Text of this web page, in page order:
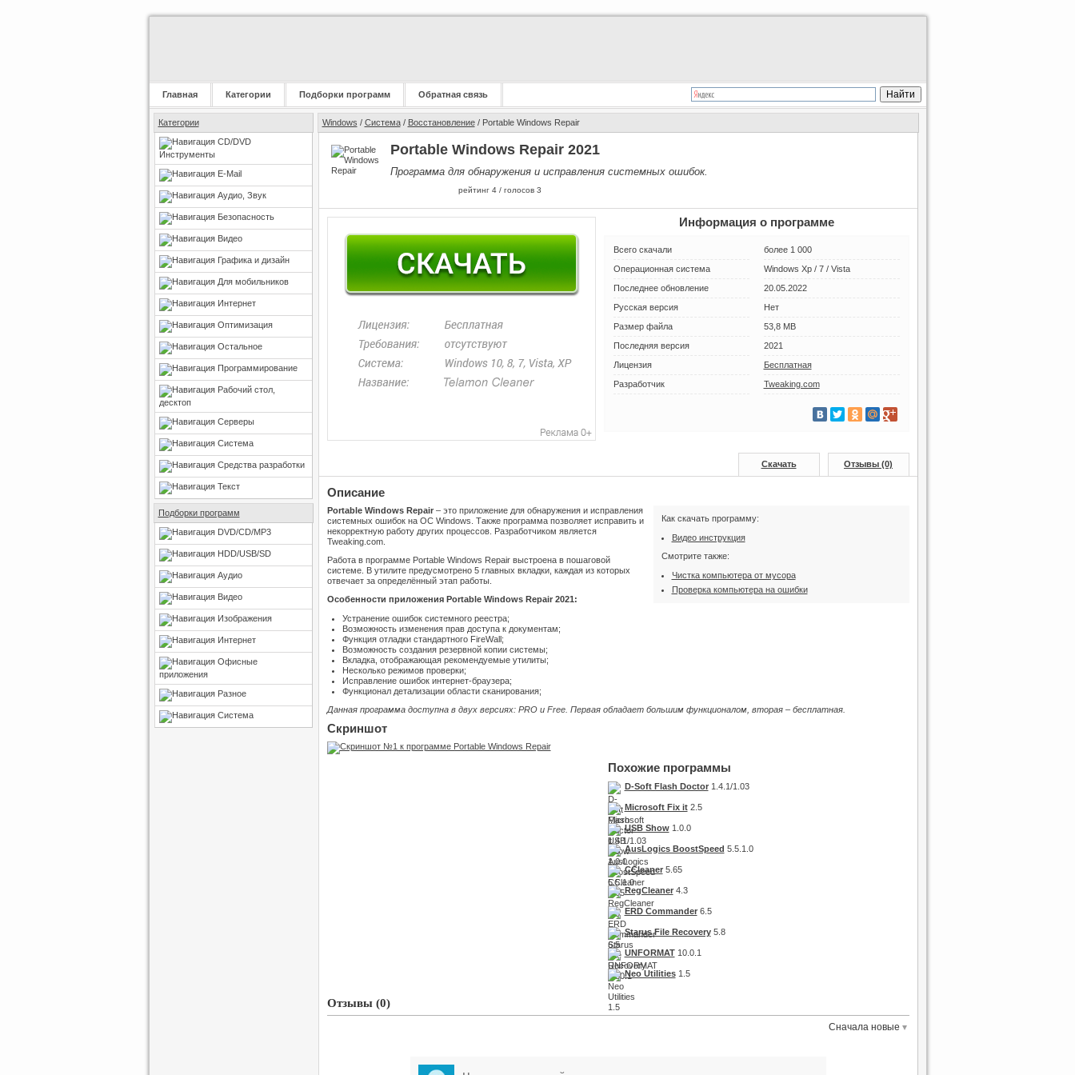
Главная Категории Подборки программ Обратная связь
Категории
CD/DVD
Инструменты
E-Mail
Аудио, Звук
Безопасность
Видео
Графика и дизайн
Для мобильников
Интернет
Оптимизация
Остальное
Программирование
Рабочий стол,
десктоп
Серверы
Система
Средства разработки
Текст
Подборки программ
DVD/CD/MP3
HDD/USB/SD
Аудио
Видео
Изображения
Интернет
Офисные
приложения
Разное
Система
Windows / Система/ Восстановление/ Portable Windows Repair
Portable Windows Repair 2021
Программа для обнаружения и исправления системных ошибок.
рейтинг 4/ голосов 3
Информация о программе
Всего скачали
более 1 000
Операционная система
Windows Xp / 7 / Vista
Последнее обновление
20.05.2022
Русская версия
Нет
Размер файла
53,8 MB
Последняя версия
2021
Лицензия
Бесплатная
Разработчик
Tweaking.com
Отзывы (0)
Скачать
Описание
Как скачать программу:
Видео инструкция
Смотрите также:
Чистка компьютера от мусора
Проверка компьютера на ошибки
Portable Windows Repair– это приложение для обнаружения и исправления
системных ошибок на ОС Windows. Также программа позволяет исправить и
некорректную работу других процессов. Разработчиком является
Tweaking.com.
Работа в программе Portable Windows Repair выстроена в пошаговой
системе. В утилите предусмотрено 5 главных вкладки, каждая из которых
отвечает за определённый этап работы.
Особенности приложения Portable Windows Repair 2021:
Устранение ошибок системного реестра;
Возможность изменения прав доступа к документам;
Функция отладки стандартного FireWall;
Возможность создания резервной копии системы;
Вкладка, отображающая рекомендуемые утилиты;
Несколько режимов проверки;
Исправление ошибок интернет-браузера;
Функционал детализации области сканирования;
Данная программа доступна в двух версиях: PRO и Free. Первая обладает большим функционалом, вторая – бесплатная.
Скриншот
Похожие программы
D-Soft Flash Doctor1.4.1/1.03
Microsoft Fix it2.5
USB Show1.0.0
AusLogics BoostSpeed 5.5.1.0
CCleaner5.65
RegCleaner4.3
ERD Commander6.5
Starus File Recovery5.8
UNFORMAT10.0.1
Neo Utilities1.5
Отзывы (0)
Сначала новые